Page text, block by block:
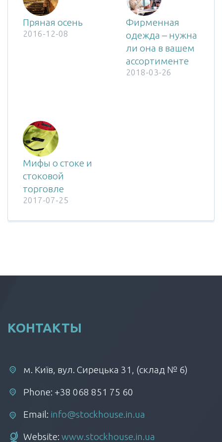
Пряная осень
2016-12-08
Фирменная
одежда – нужна
ли она в вашем
ассортименте
2018-03-26
Мифы о стоке и
стоковой
торговле
2017-07-25
КОНТАКТЫ
м. Київ, вул. Сирецька 31, (склад № 6)
Phone: +38 068 851 75 60
Email: info@stockhouse.in.ua
Website: www.stockhouse.in.ua